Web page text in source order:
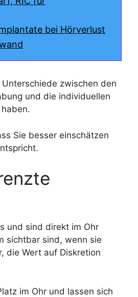
bei Hörverlust
zwischen den
und die individuellen
Sie besser einschätzen
und sind direkt im Ohr
sichtbar sind, wenn sie
die Wert auf Diskretion
im Ohr und lassen sich